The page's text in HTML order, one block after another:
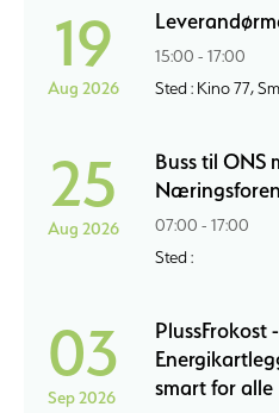
19
Aug 2026
15:00 - 17:00
Sted : Kino 77,
25
Aug 2026
Buss til ONS
07:00 - 17:00
Sted :
03
Sep 2026
smart for alle